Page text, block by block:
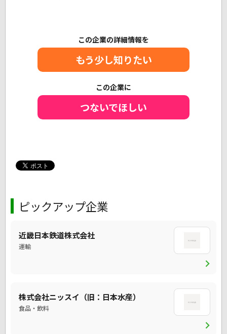
この企業の詳細情報を
もう少し知りたい
この企業に
つないでほしい
ピックアップ企業
近畿日本鉄道株式会社
運輸
chevron_right
株式会社ニッスイ（旧：日本水産）
食品・飲料
chevron_right